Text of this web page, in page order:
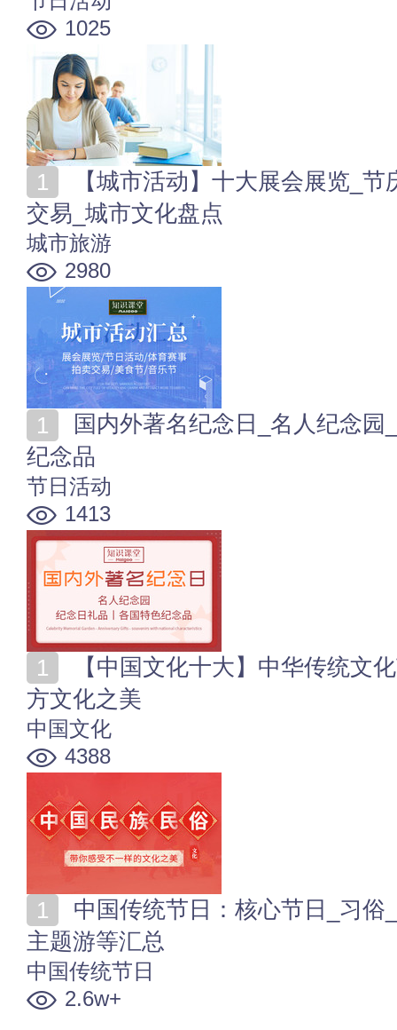
1025
交易_城市文化盘点
城市旅游
2980
纪念品
节日活动
1413
方文化之美
中国文化
4388
主题游等汇总
中国传统节日
2.6w+